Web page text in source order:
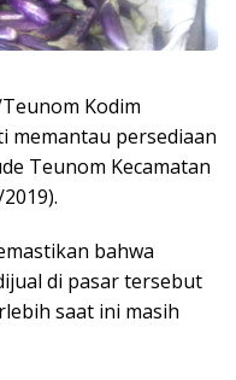
Kodim
memantau persediaan
Teunom Kecamatan
bahwa
di pasar tersebut
saat ini masih